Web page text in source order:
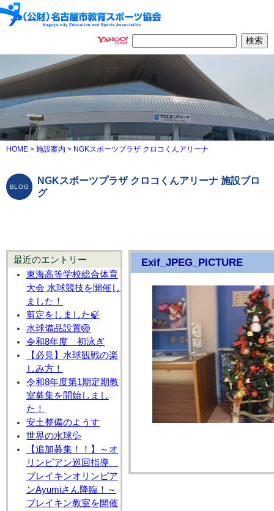
HOME > 施設案内 > NGKスポーツプラザ クロコくんアリーナ
NGKスポーツプラザ クロコくんアリーナ 施設ブロ
グ
最近のエントリー
東海高等学校総合体育
大会 水球競技を開催し
ました！
剪定をしました🍃
水球備品設置🏐
令和8年度 初泳ぎ
【必見】水球観戦の楽
しみ方！
令和8年度第1期定期教
室募集を開始しまし
た！
安土整備のようす
世界の水球💦
【追加募集！！】～オ
リンピアン巡回指導
ブレイキンオリンピア
ンAyumiさん降臨！～
ブレイキン教室を開催
Exif_JPEG_PICTURE